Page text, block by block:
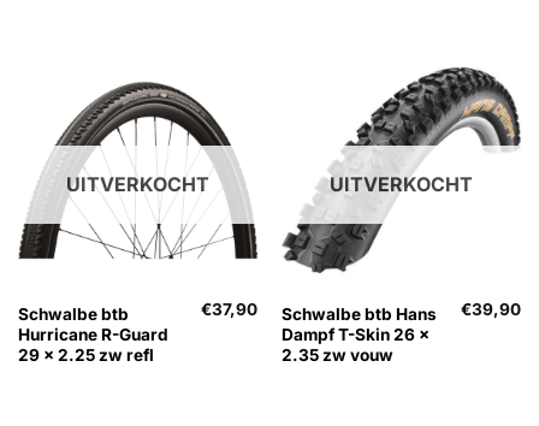
UITVERKOCHT
Schwalbe btb
Hurricane R-Guard
29 x 2.25 zw refl
€37,90
UITVERKOCHT
Schwalbe btb Hans
Dampf T-Skin 26 x
2.35 zw vouw
€39,90